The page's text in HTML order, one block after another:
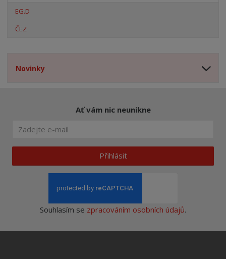
EG.D
ČEZ
Novinky
Ať vám nic neunikne
Přihlásit
Souhlasím se zpracováním osobních údajů.